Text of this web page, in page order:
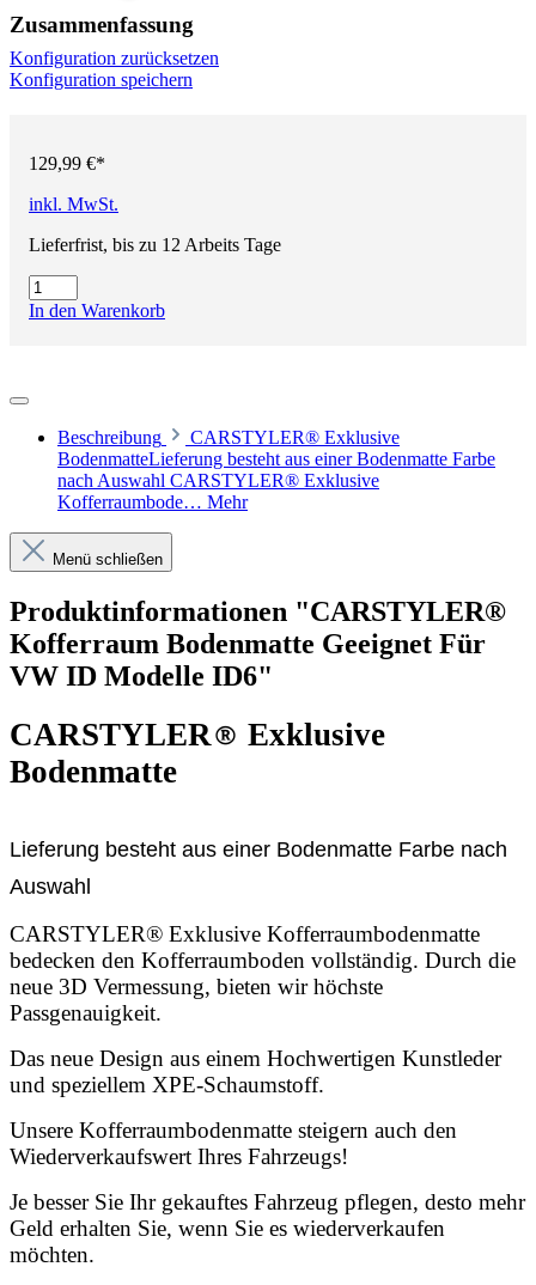
Zusammenfassung
Konfiguration zurücksetzen
Konfiguration speichern
129,99 €*
inkl. MwSt.
Lieferfrist, bis zu 12 Arbeits Tage
In den Warenkorb
Beschreibung
CARSTYLER® Exklusive
BodenmatteLieferung besteht aus einer Bodenmatte Farbe
nach Auswahl CARSTYLER® Exklusive
Kofferraumbode… Mehr
Menü schließen
Produktinformationen "CARSTYLER®
Kofferraum Bodenmatte Geeignet Für
VW ID Modelle ID6"
CARSTYLER® Exklusive
Bodenmatte
Lieferung besteht aus einer Bodenmatte Farbe nach
Auswahl
CARSTYLER® Exklusive Kofferraumbodenmatte
bedecken den Kofferraumboden vollständig. Durch die
neue 3D Vermessung, bieten wir höchste
Passgenauigkeit.
Das neue Design aus einem Hochwertigen Kunstleder
und speziellem XPE-Schaumstoff.
Unsere Kofferraumbodenmatte steigern auch den
Wiederverkaufswert Ihres Fahrzeugs!
Je besser Sie Ihr gekauftes Fahrzeug pflegen, desto mehr
Geld erhalten Sie, wenn Sie es wiederverkaufen
möchten.